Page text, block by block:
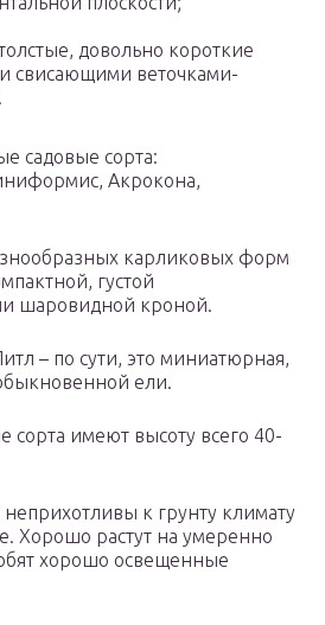
довольно короткие
свисающими веточками-
садовые сорта:
Акрокона,
карликовых форм
густой
шаровидной кроной.
– по сути, это миниатюрная,
ели.
имеют высоту всего 40-
к грунту климату
Хорошо растут на умеренно
хорошо освещенные